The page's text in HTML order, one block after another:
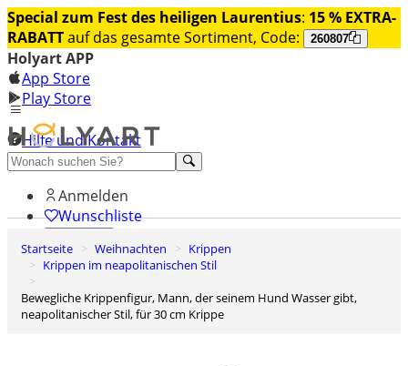
Special zum Fest des heiligen Laurentius: 15 % EXTRA-
RABATTauf das gesamte Sortiment, Code: 260807
Holyart APP
App Store
Play Store
Hilfe und Kontakt
Entdecken Sie Premium
Anmelden
Wunschliste
0
Warenkorb
Startseite Weihnachten
Krippen
Krippen im neapolitanischen Stil
Bewegliche Krippenfigur, Mann, der seinem Hund Wasser gibt,
neapolitanischer Stil, für 30 cm Krippe